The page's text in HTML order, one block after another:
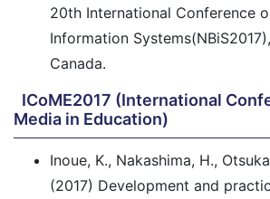
20th International Conference
Information
Canada.
ICoME2017 (International
Media in Education)
Inoue, K., Nakashima, H.,
(2017) Development and